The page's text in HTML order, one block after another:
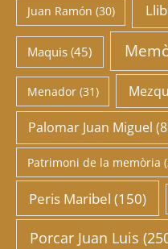
Juan Ramón (30)
Maquis (45)
Menador(31)
Palomar Juan Miguel
Patrimoni de la memòria
Peris Maribel (150)
Porcar Juan Luis